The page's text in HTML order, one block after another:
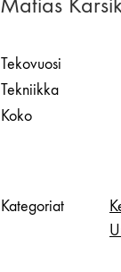
Tekovuosi
Tekniikka
Koko
Kategoriat